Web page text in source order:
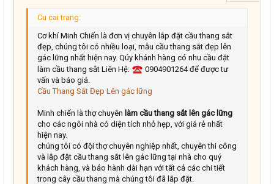
Kích thước
9
10
12
15
18
22
26
Màu chữPhông chữ
Book Antiqua
Courier New
Georgia
Tahoma
Times New Roman
Trebuchet MS
Verdana
Danh sách không có thứ tự
Thụt lề
Tăng lề
Căn giữa
Căn phải
Justify text
Heading 1
Heading 2
Mặt cườiTrích dẫn
MediaInsert table
Toggle BB code
Xóa định dạng
Bản thảo
Xóa bản thảo
Cơ khí Minh Chiến là đơn vị chuyên lắp đặt cầu thang sắt
đẹp, chúng tôi có nhiều loại, mẫu cầu thang sắt đẹp lên
gác lững nhất hiện nay. Qúy khánh hàng có nhu cầu đặt
làm cầu thang sắt Liên Hệ:
0904901264 để được tư
vấn và báo giá.
Cầu Thang Sắt Đẹp Lên gác lững
Minh chiến là thợ chuyên làm cầu thang sắt lên gác lững
cho các ngôi nhà có diện tích nhỏ hẹp, với giá rẻ nhất
hiện nay.
chúng tôi có đội thợ chuyên nghiệp nhất, chuyên thi công
và lắp đặt cầu thang sắt lên gác lững tại nhà cho quý
khách hàng, và bảo hành dài hạn với tất cả các chi tiết
trong cây cầu thang mà chúng tôi đã lắp đặt.